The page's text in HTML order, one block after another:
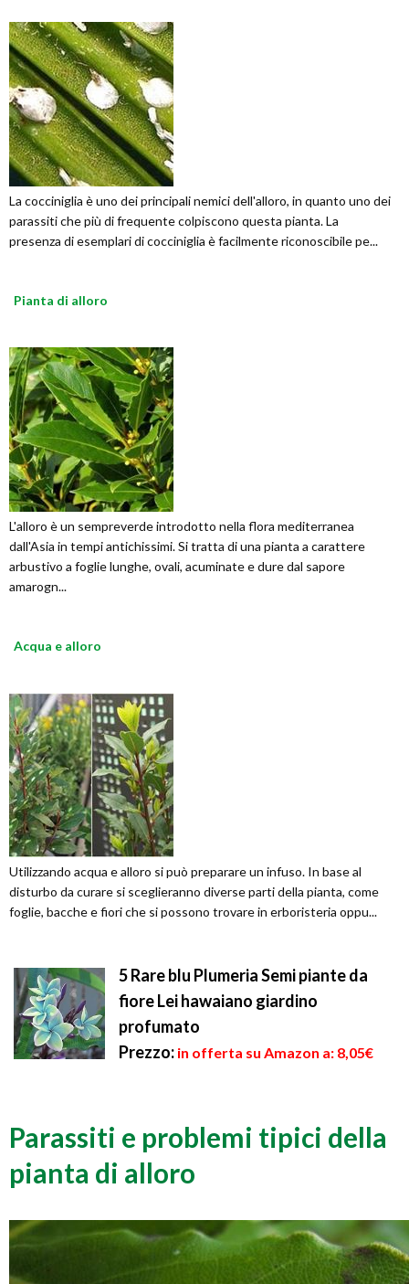
La cocciniglia è uno dei principali nemici dell'alloro, in quanto uno dei
parassiti che più di frequente colpiscono questa pianta. La
presenza di esemplari di cocciniglia è facilmente riconoscibile pe...
Pianta di alloro
L'alloro è un sempreverde introdotto nella flora mediterranea
dall'Asia in tempi antichissimi. Si tratta di una pianta a carattere
arbustivo a foglie lunghe, ovali, acuminate e dure dal sapore
amarogn...
Acqua e alloro
Utilizzando acqua e alloro si può preparare un infuso. In base al
disturbo da curare si sceglieranno diverse parti della pianta, come
foglie, bacche e fiori che si possono trovare in erboristeria oppu...
5 Rare blu Plumeria Semi piante da
fiore Lei hawaiano giardino
profumato
Prezzo: in offerta su Amazon a: 8,05€
Parassiti e problemi tipici della
pianta di alloro